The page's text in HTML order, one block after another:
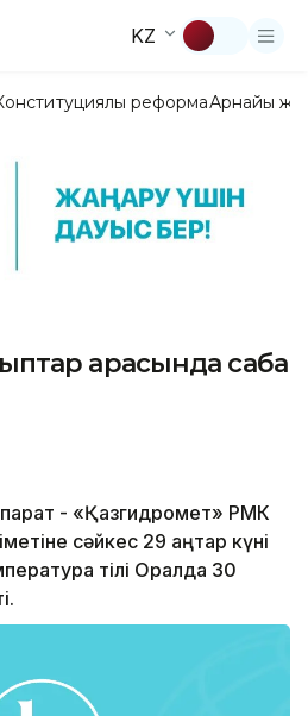
KZ
реформаАрнайы
арасында сабақ
- «Қазгидромет» РМК
сәйкес 29 қаңтар күні
тілі Оралда 30